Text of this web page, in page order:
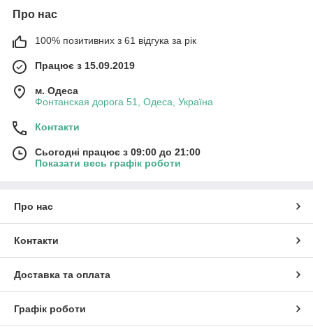
Про нас
100% позитивних з 61 відгука за рік
Працює з 15.09.2019
м. Одеса
Фонтанская дорога 51, Одеса, Україна
Контакти
Сьогодні працює з 09:00 до 21:00
Показати весь графік роботи
Про нас
Контакти
Доставка та оплата
Графік роботи